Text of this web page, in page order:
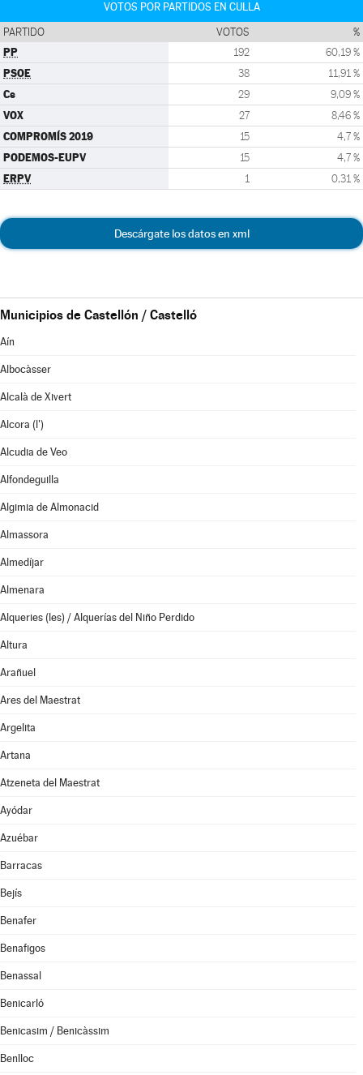
VOTOS POR PARTIDOS EN CULLA
PARTIDO VOTOS %
PP 192 60,19 %
PSOE 38 11,91 %
Cs 29 9,09 %
VOX 27 8,46 %
COMPROMÍS 2019 15 4,7 %
PODEMOS-EUPV 15 4,7 %
ERPV 1 0,31 %
Descárgate los datos en xml
Municipios de Castellón / Castelló
Aín
Albocàsser
Alcalà de Xivert
Alcora (l')
Alcudia de Veo
Alfondeguilla
Algimia de Almonacid
Almassora
Almedíjar
Almenara
Alqueries (les) / Alquerías del Niño Perdido
Altura
Arañuel
Ares del Maestrat
Argelita
Artana
Atzeneta del Maestrat
Ayódar
Azuébar
Barracas
Bejís
Benafer
Benafigos
Benassal
Benicarló
Benicasim / Benicàssim
Benlloc